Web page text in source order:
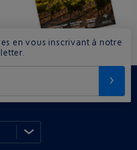
en vous inscrivant à notre